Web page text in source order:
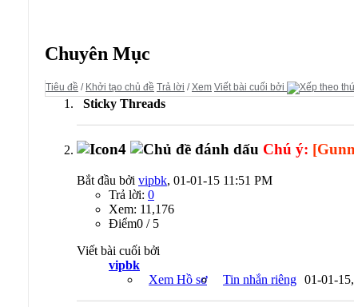
Chuyên Mục
Tiêu đề / Khởi tạo chủ đề Trả lời /Xem Viết bài cuối bởi
Sticky Threads
Chú ý:
Bắt đầu bởi vipbk, 01-01-15 11:51 PM
Trả lời: 0
Xem: 11,176
Ðiểm0 / 5
Viết bài cuối bởi
vipbk
Xem Hồ sơ
Tin nhắn riêng 01-01-15,